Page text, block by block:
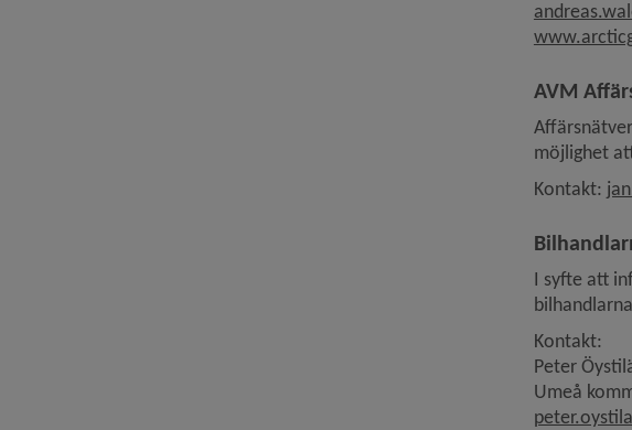
AVM
möjlighet
Kontakt:
I syfte att
Kontakt:
Peter
Umeå